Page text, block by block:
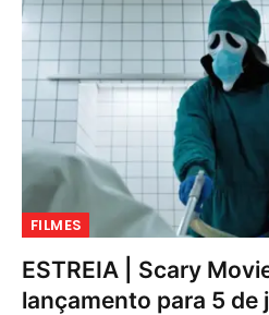
FILMES
ESTREIA | Scary
lançamento para 5 de